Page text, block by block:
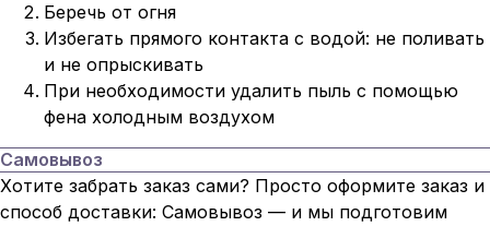
Беречь от огня
Избегать прямого контакта с водой: не поливать
и не опрыскивать
При необходимости удалить пыль с помощью
фена холодным воздухом
Самовывоз
Хотите забрать заказ сами? Просто оформите заказ и
способ доставки: Самовывоз — и мы подготовим